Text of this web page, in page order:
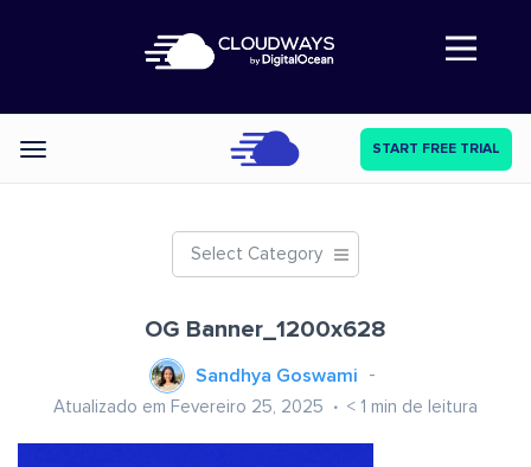
Abre a navegação
Categories START FREE TRIAL
Select Category
OG Banner_1200x628
Sandhya Goswami
Atualizado em Fevereiro 25, 2025 < 1 min de leitura